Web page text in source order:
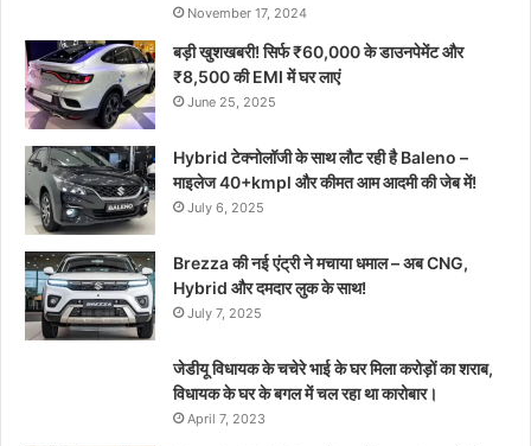
November 17, 2024
बड़ी खुशखबरी! सिर्फ ₹60,000 के डाउनपेमेंट और
₹8,500 की EMI में घर लाएं
June 25, 2025
Hybrid टेक्नोलॉजी के साथ लौट रही है Baleno –
माइलेज 40+kmpl और कीमत आम आदमी की जेब में!
July 6, 2025
Brezza की नई एंट्री ने मचाया धमाल – अब CNG,
Hybrid और दमदार लुक के साथ!
July 7, 2025
जेडीयू विधायक के चचेरे भाई के घर मिला करोड़ों का शराब,
विधायक के घर के बगल में चल रहा था कारोबार।
April 7, 2023